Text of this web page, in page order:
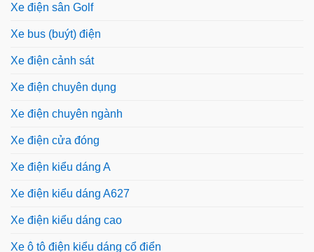
Xe điện sân Golf
Xe bus (buýt) điện
Xe điện cảnh sát
Xe điện chuyên dụng
Xe điện chuyên ngành
Xe điện cửa đóng
Xe điện kiểu dáng A
Xe điện kiểu dáng A627
Xe điện kiểu dáng cao
Xe ô tô điện kiểu dáng cổ điển